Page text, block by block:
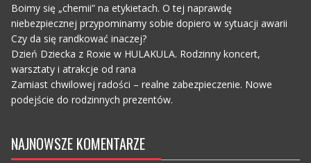
Boimy się „chemii” na etykietach. O tej naprawdę
niebezpiecznej przypominamy sobie dopiero w sytuacji awarii
Czy da się randkować inaczej?
Dzień Dziecka z Roxie w HULAKULA. Rodzinny koncert,
warsztaty i atrakcje od rana
Zamiast chwilowej radości – realne zabezpieczenie. Nowe
podejście do rodzinnych prezentów.
NAJNOWSZE KOMENTARZE